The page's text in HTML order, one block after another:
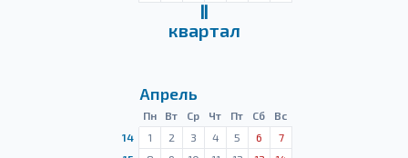
Ⅱ
квартал
Апрель
Пн Вт Ср Чт Пт Сб
Вс
14
1 2 3 4 5 6
7